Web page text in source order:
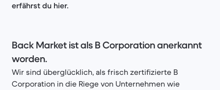
erfährst du hier.
Back Market ist als B Corporation anerkannt
worden.
Wir sind überglücklich, als frisch zertifizierte B
Corporation in die Riege von Unternehmen wie